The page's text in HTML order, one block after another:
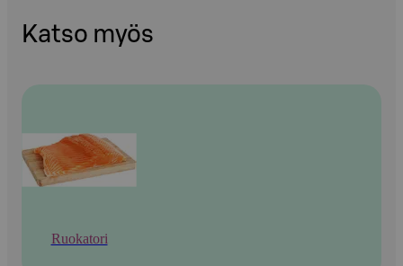
Katso myös
Ruokatori